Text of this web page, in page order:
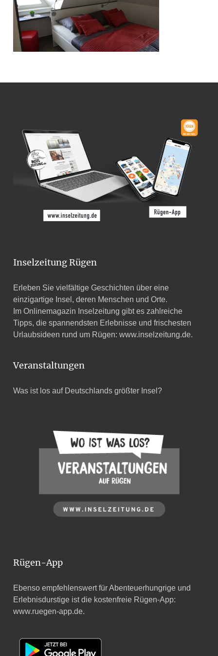
Inselzeitung Rügen
Erleben Sie vielfältige Geschichten über eine
einzigartige Insel, deren Menschen und Orte.
Im Onlinemagazin Inselzeitung gibt es zahlreiche
Tipps, die spannendsten Erlebnisse und frischesten
Urlaubsideen rund um Rügen: www.inselzeitung.de.
Veranstaltungen
Was ist los auf Deutschlands größter Insel?
Rügen-App
Ebenso empfehlenswert für Abenteuerhungrige und
Erlebnisdurstige ist die kostenfreie Rügen-App:
www.ruegen-app.de.